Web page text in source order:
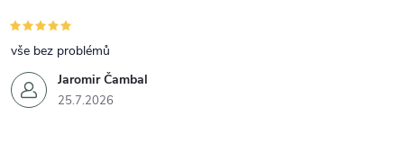
Jaromir Čambal
25.7.2026
vše bez problémů